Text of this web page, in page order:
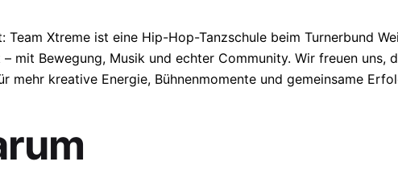
Team Xtreme ist eine Hip-Hop-Tanzschule beim Turnerbund
mit Bewegung, Musik und echter Community. Wir freuen uns,
mehr kreative Energie, Bühnenmomente und gemeinsame